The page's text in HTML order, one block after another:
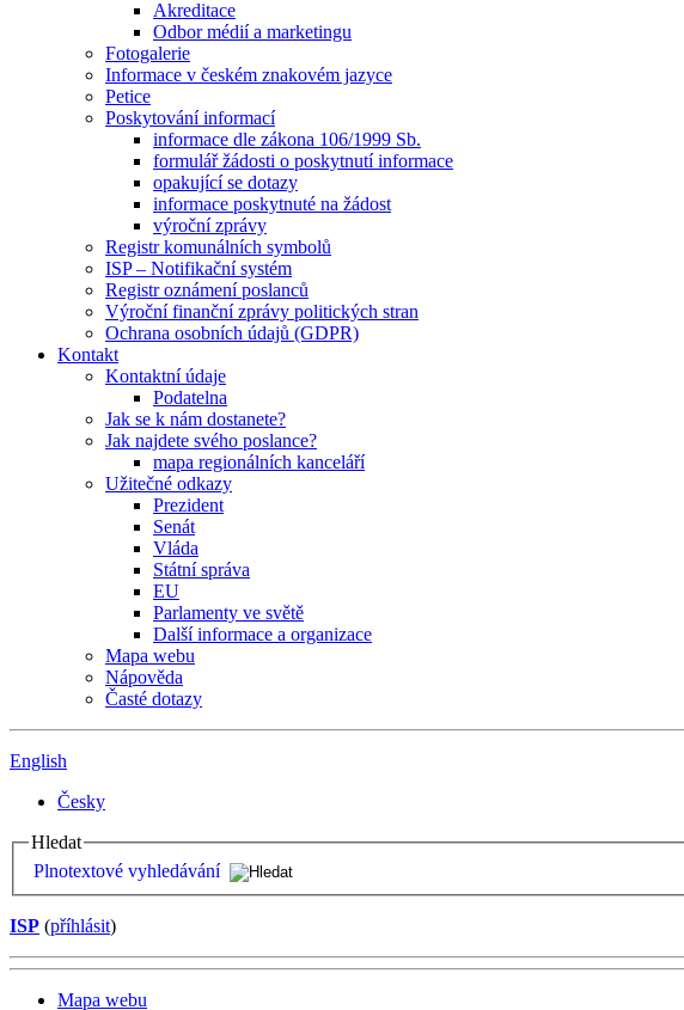
Akreditace
Odbor médií a marketingu
Fotogalerie
Informace v českém znakovém jazyce
Petice
Poskytování informací
informace dle zákona 106/1999 Sb.
formulář žádosti o poskytnutí informace
opakující se dotazy
informace poskytnuté na žádost
výroční zprávy
Registr komunálních symbolů
ISP – Notifikační systém
Registr oznámení poslanců
Výroční finanční zprávy politických stran
Ochrana osobních údajů (GDPR)
Kontakt
Kontaktní údaje
Podatelna
Jak se k nám dostanete?
Jak najdete svého poslance?
mapa regionálních kanceláří
Užitečné odkazy
Prezident
Senát
Vláda
Státní správa
EU
Parlamenty ve světě
Další informace a organizace
Mapa webu
Nápověda
Časté dotazy
English
Česky
Hledat
Plnotextové vyhledávání
ISP (příhlásit)
Mapa webu